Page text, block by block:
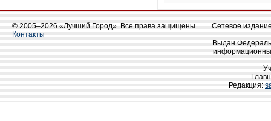
© 2005–2026 «Лучший Город». Все права защищены.
Контакты
Сетевое
Выдан
Редакция: